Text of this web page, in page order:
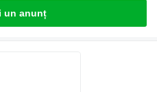
un anunț